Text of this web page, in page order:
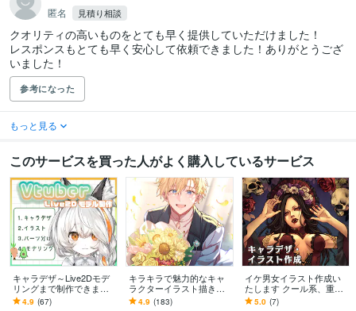
匿名 見積り相談
クオリティの高いものをとても早く提供していただけました！
レスポンスもとても早く安心して依頼できました！ありがとうござ
いました！
参考になった
もっと見る
このサービスを買った人がよく購入しているサービス
キャラデザ～Live2Dモデ
リングまで制作できます
モデリングが得意です！
4.9 (67)
キラキラで魅力的なキャ
ラクターイラスト描きま
す 全身から顔アップ、男
4.9 (183)
イケ男女イラスト作成い
たします クール系、重厚
なテイストが欲しい方
5.0 (7)